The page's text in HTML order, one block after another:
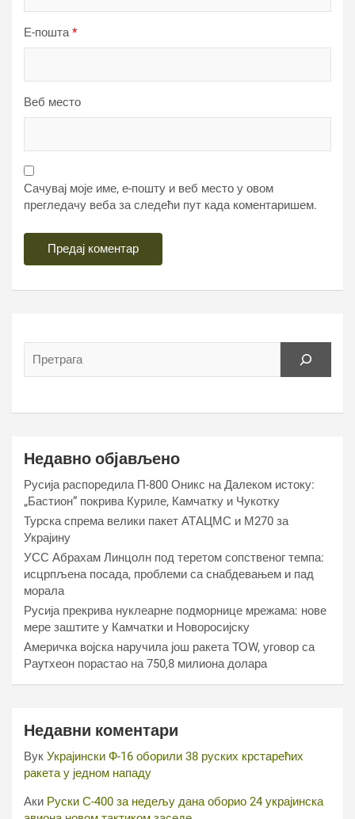
Е-пошта*
Веб место
Сачувај моје име, е-пошту и веб место у овом
прегледачу веба за следећи пут када коментаришем.
Недавно објављено
Русија распоредила П-800 Оникс на Далеком истоку:
„Бастион“ покрива Куриле, Камчатку и Чукотку
Турска спрема велики пакет АТАЦМС и М270 за
Украјину
УСС Абрахам Линцолн под теретом сопственог темпа:
исцрпљена посада, проблеми са снабдевањем и пад
морала
Русија прекрива нуклеарне подморнице мрежама: нове
мере заштите у Камчатки и Новоросијску
Америчка војска наручила још ракета ТОW, уговор са
Раyтхеон порастао на 750,8 милиона долара
Недавни коментари
Вук Украјински Ф-16 оборили 38 руских крстарећих
ракета у једном нападу
Аки Руски С-400 за недељу дана оборио 24 украјинска